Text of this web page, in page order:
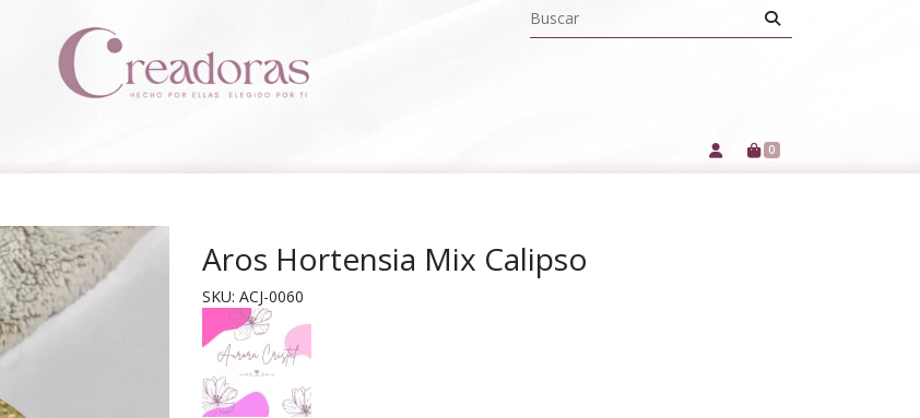
0
Aros Hortensia Mix Calipso
SKU: ACJ-0060